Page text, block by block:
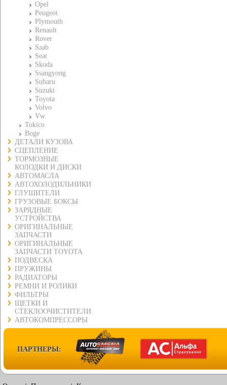
Opel
Peugeot
Plymouth
Renault
Rover
Saab
Seat
Skoda
Ssangyong
Subaru
Suzuki
Toyota
Volvo
Vw
Tokico
Boge
ДЕТАЛИ КУЗОВА
СЦЕПЛЕНИЕ
ТОРМОЗНЫЕ
КОЛОДКИ И ДИСКИ
АВТОМАСЛА
АВТОХОЛОДИЛЬНИКИ
ГЛУШИТЕЛИ
ГРУЗОВЫЕ БОКСЫ
ЗАРЯДНЫЕ
УСТРОЙСТВА
ОРИГИНАЛЬНЫЕ
ЗАПЧАСТИ
ОРИГИНАЛЬНЫЕ
ЗАПЧАСТИ TOYOTA
ПОДВЕСКА
ПРУЖИНЫ
РАДИАТОРЫ
РЕМНИ И РОЛИКИ
ФИЛЬТРЫ
ЩЕТКИ И
СТЕКЛООЧИСТИТЕЛИ
АВТОКОМПРЕССОРЫ
ПАРТНЕРЫ: